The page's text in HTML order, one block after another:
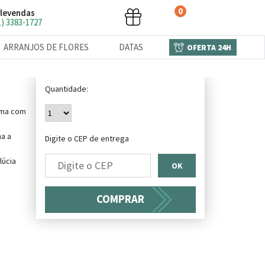
3383-1727
0
ARRANJOS DE FLORES DATAS OFERTA 24H
com
a
Quantidade:
Digite o CEP de entrega
OK
COMPRAR